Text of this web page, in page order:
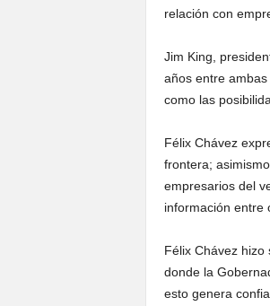
relación con
Jim King,
años entre
como las
Félix Chávez
frontera;
empresarios del
información entre
Félix Chávez hizo
donde la
esto genera